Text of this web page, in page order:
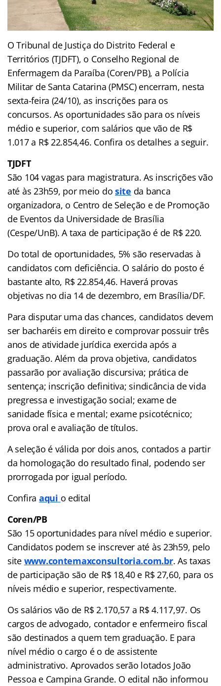
O Tribunal de Justiça do Distrito Federal e
Territórios (TJDFT), o Conselho Regional de
Enfermagem da Paraíba (Coren/PB), a Polícia
Militar de Santa Catarina (PMSC) encerram, nesta
sexta-feira (24/10), as inscrições para os
concursos. As oportunidades são para os níveis
médio e superior, com salários que vão de R$
1.017 a R$ 22.854,46. Confira os detalhes a seguir.
TJDFT
São 104 vagas para magistratura. As inscrições vão
até às 23h59, por meio do site da banca
organizadora, o Centro de Seleção e de Promoção
de Eventos da Universidade de Brasília
(Cespe/UnB). A taxa de participação é de R$ 220.
Do total de oportunidades, 5% são reservadas à
candidatos com deficiência. O salário do posto é
bastante alto, R$ 22.854,46. Haverá provas
objetivas no dia 14 de dezembro, em Brasília/DF.
Para disputar uma das chances, candidatos devem
ser bacharéis em direito e comprovar possuir três
anos de atividade jurídica exercida após a
graduação. Além da prova objetiva, candidatos
passarão por avaliação discursiva; prática de
sentença; inscrição definitiva; sindicância de vida
pregressa e investigação social; exame de
sanidade física e mental; exame psicotécnico;
prova oral e avaliação de títulos.
A seleção é válida por dois anos, contados a partir
da homologação do resultado final, podendo ser
prorrogada por igual período.
Confira aqui o edital
Coren/PB
São 15 oportunidades para nível médio e superior.
Candidatos podem se inscrever até às 23h59, pelo
site www.contemaxconsultoria.com.br. As taxas
de participação são de R$ 18,40 e R$ 27,60, para os
níveis médio e superior, respectivamente.
Os salários vão de R$ 2.170,57 a R$ 4.117,97. Os
cargos de advogado, contador e enfermeiro fiscal
são destinados a quem tem graduação. E para
nível médio o cargo é o de assistente
administrativo. Aprovados serão lotados João
Pessoa e Campina Grande. O edital não informou